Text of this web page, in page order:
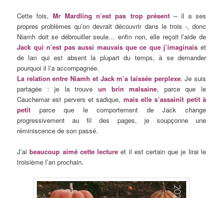
Cette fois,Mr Mardling n’est pas trop présent– il a ses
propres problèmes qu’on devrait découvrir dans le trois -, donc
Niamh doit se débrouiller seule… enfin non, elle reçoit l’aide de
Jack qui n’est pas aussi mauvais que ce que j’imaginais et
de Ian qui est absent la plupart du temps, à se demander
pourquoi il l’a accompagnée.
La relation entre Niamh et Jack m’a laissée perplexe. Je suis
partagée : je la trouve un brin malsaine, parce que le
Cauchemar est pervers et sadique, mais elle s’assainit petit à
petit parce que le comportement de Jack change
progressivement au fil des pages, je soupçonne une
réminiscence de son passé.
J’ai beaucoup aimé cette lecture et il est certain que je lirai le
troisième l’an prochain.